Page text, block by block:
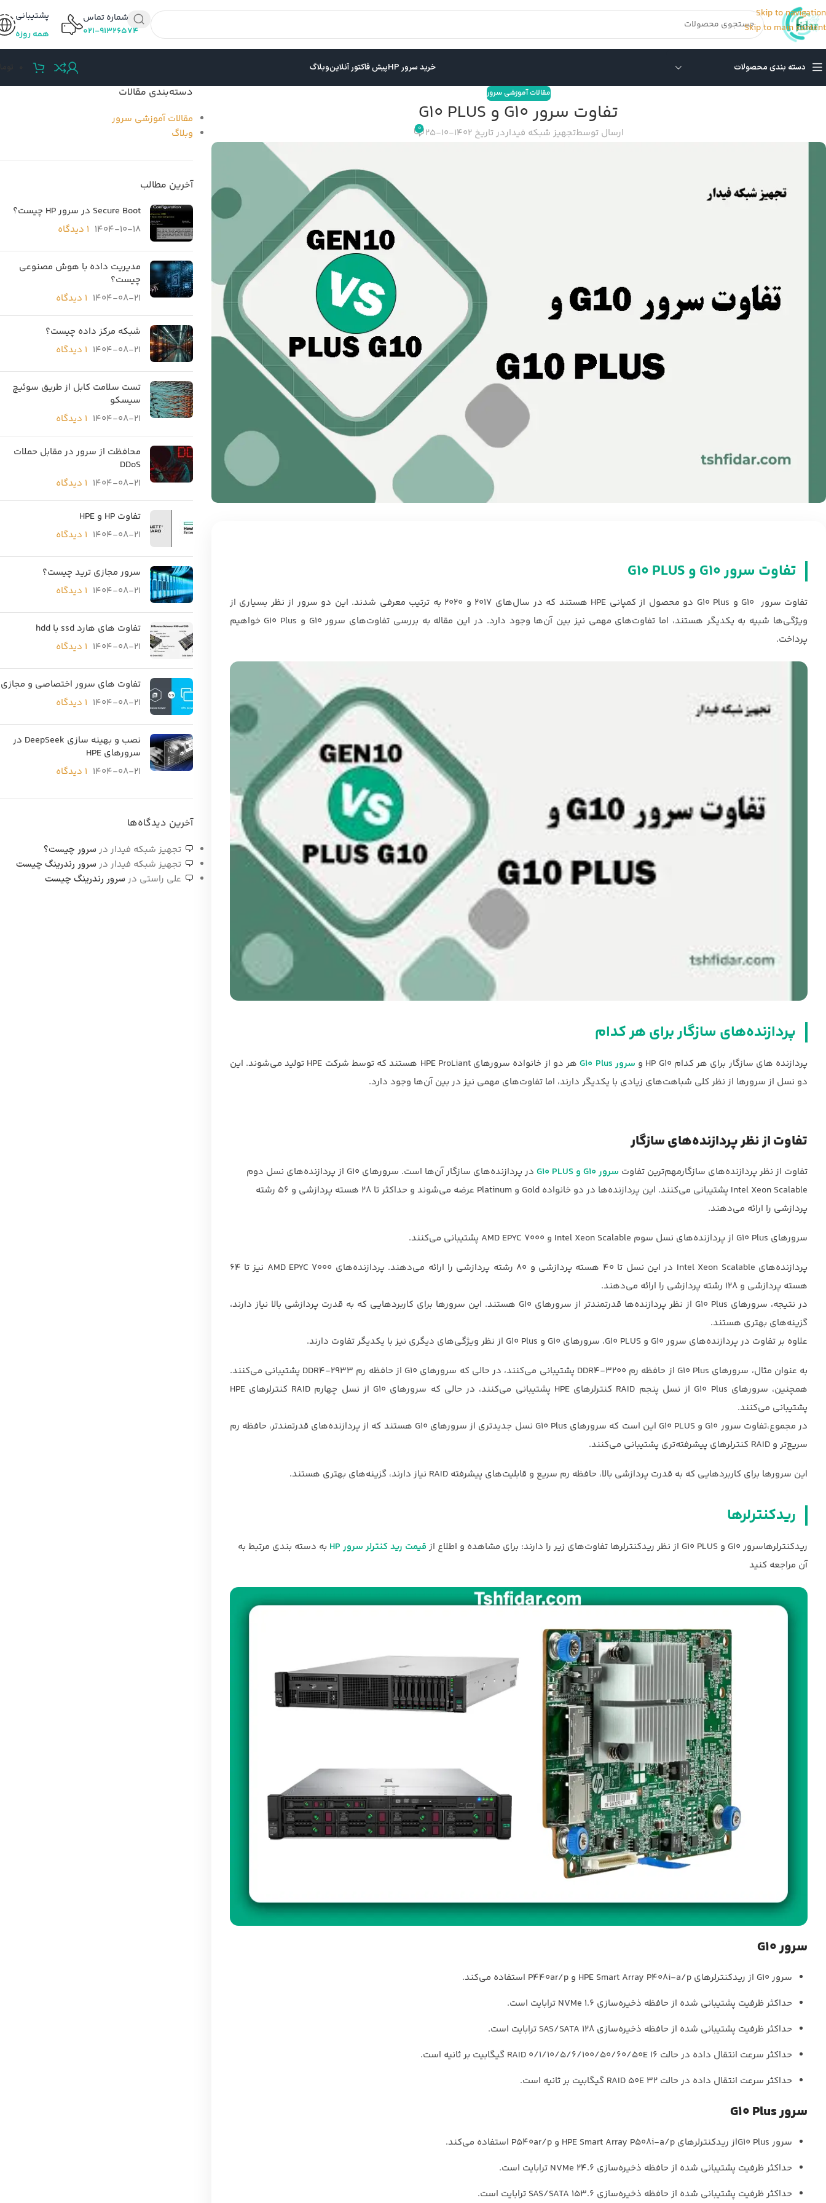
Skip to navigation
Skip to main content
شماره تماس
۰۲۱-۹۱۳۲۶۵۷۴
پشتیبانی
همه روزه
دسته بندی محصولات خرید سرور HP پیش فاکتور آنلاینوبلاگ
مقالات آموزشی سرور
تفاوت سرور G10 و G10 PLUS
ارسال توسطتجهیز شبکه فیداردر تاریخ 1402-10-25 0
تفاوت سرور G10 و G10 PLUS
تفاوت سرور G10 و G10 Plus دو محصول از کمپانی HPE هستند که در سال‌های 2017 و 2020 به ترتیب معرفی شدند. این دو سرور از نظر بسیاری از
ویژگی‌ها شبیه به یکدیگر هستند، اما تفاوت‌های مهمی نیز بین آن‌ها وجود دارد. در این مقاله به بررسی تفاوت‌های سرور G10 و G10 Plus خواهیم
پرداخت.
پردازنده‌های سازگار برای هر کدام
پردازنده های سازگار برای هر کدام HP G10 و سرور G10 Plus
هر دو از خانواده سرورهای HPE ProLiant هستند که توسط شرکت HPE تولید می‌شوند. این
دو نسل از سرورها از نظر کلی شباهت‌های زیادی با یکدیگر دارند، اما تفاوت‌های مهمی نیز در بین آن‌ها وجود دارد.
تفاوت از نظر پردازنده‌های سازگار
تفاوت از نظر پردازنده‌های سازگارمهم‌ترین تفاوت سرور G10 و G10 PLUS
در پردازنده‌های سازگار آن‌ها است. سرورهای G10 از پردازنده‌های نسل دوم
Intel Xeon Scalable پشتیبانی می‌کنند. این پردازنده‌ها در دو خانواده Gold و Platinum عرضه می‌شوند و حداکثر تا 28 هسته پردازشی و 56 رشته
پردازشی را ارائه می‌دهند.
سرورهای G10 Plus از پردازنده‌های نسل سوم Intel Xeon Scalable و AMD EPYC 7000 پشتیبانی می‌کنند.
پردازنده‌های Intel Xeon Scalable در این نسل تا 40 هسته پردازشی و 80 رشته پردازشی را ارائه می‌دهند. پردازنده‌های AMD EPYC 7000 نیز تا 64
هسته پردازشی و 128 رشته پردازشی را ارائه می‌دهند.
در نتیجه، سرورهای G10 Plus از نظر پردازنده‌ها قدرتمندتر از سرورهای G10 هستند. این سرورها برای کاربردهایی که به قدرت پردازشی بالا نیاز دارند،
گزینه‌های بهتری هستند.
علاوه بر تفاوت در پردازنده‌های سرور G10 و G10 PLUS، سرورهای G10 و G10 Plus از نظر ویژگی‌های دیگری نیز با یکدیگر تفاوت دارند.
به عنوان مثال، سرورهای G10 Plus از حافظه رم DDR4-3200 پشتیبانی می‌کنند، در حالی که سرورهای G10 از حافظه رم DDR4-2933 پشتیبانی می‌کنند.
همچنین، سرورهای G10 Plus از نسل پنجم RAID کنترلرهای HPE پشتیبانی می‌کنند، در حالی که سرورهای G10 از نسل چهارم RAID کنترلرهای HPE
پشتیبانی می‌کنند.
در مجموع،تفاوت سرور G10 و G10 PLUS این است که سرورهای G10 Plus نسل جدیدتری از سرورهای G10 هستند که از پردازنده‌های قدرتمندتر، حافظه رم
سریع‌تر و RAID کنترلرهای پیشرفته‌تری پشتیبانی می‌کنند.
این سرورها برای کاربردهایی که به قدرت پردازشی بالا، حافظه رم سریع و قابلیت‌های پیشرفته RAID نیاز دارند، گزینه‌های بهتری هستند.
ریدکنترلرها
ریدکنترلرهاسرور G10 و G10 PLUS از نظر ریدکنترلرها تفاوت‌های زیر را دارند: برای مشاهده و اطلاع از قیمت رید کنترلر سرور HP
به دسته بندی مرتبط به
آن مراجعه کنید
سرور G10
سرور G10 از ریدکنترلرهای HPE Smart Array P408i-a/p و P440ar/p استفاده می‌کند.
حداکثر ظرفیت پشتیبانی شده از حافظه ذخیره‌سازی NVMe 1.6 ترابایت است.
حداکثر ظرفیت پشتیبانی شده از حافظه ذخیره‌سازی SAS/SATA 128 ترابایت است.
حداکثر سرعت انتقال داده در حالت RAID 0/1/10/5/6/100/50/60/50E 16 گیگابیت بر ثانیه است.
حداکثر سرعت انتقال داده در حالت RAID 50E 32 گیگابیت بر ثانیه است.
سرور G10 Plus
سرور G10 Plusاز ریدکنترلرهای HPE Smart Array P508i-a/p و P540ar/p استفاده می‌کند.
حداکثر ظرفیت پشتیبانی شده از حافظه ذخیره‌سازی NVMe 24.6 ترابایت است.
حداکثر ظرفیت پشتیبانی شده از حافظه ذخیره‌سازی SAS/SATA 153.6 ترابایت است.
دسته‌بندی مقالات
مقالات آموزشی سرور
وبلاگ
آخرین مطالب
Secure Boot در سرور HP چیست؟
1404-10-18 ۱ دیدگاه
مدیریت داده با هوش مصنوعی
چیست؟
1404-08-21 ۱ دیدگاه
شبکه مرکز داده چیست؟
1404-08-21 ۱ دیدگاه
تست سلامت کابل از طریق سوئیچ
سیسکو
1404-08-21 ۱ دیدگاه
محافظت از سرور در مقابل حملات
DDoS
1404-08-21 ۱ دیدگاه
تفاوت HP و HPE
1404-08-21 ۱ دیدگاه
سرور مجازی ترید چیست؟
1404-08-21 ۱ دیدگاه
تفاوت های هارد ssd با hdd
1404-08-21 ۱ دیدگاه
تفاوت های سرور اختصاصی و مجازی
1404-08-21 ۱ دیدگاه
نصب و بهینه سازی DeepSeek در
سرورهای HPE
1404-08-21 ۱ دیدگاه
آخرین دیدگاه‌ها
تجهیز شبکه فیدار در سرور چیست؟
تجهیز شبکه فیدار در سرور رندرینگ چیست
علی راستی در سرور رندرینگ چیست